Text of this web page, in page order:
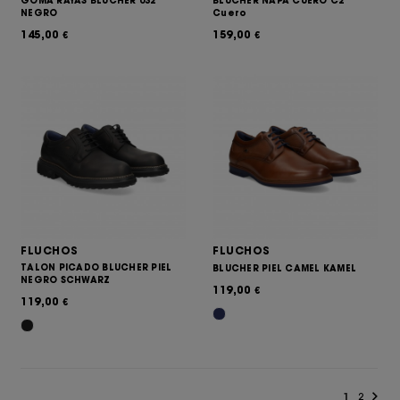
NEGRO
145,00 €
Cuero
159,00 €
FLUCHOS
TALON PICADO BLUCHER PIEL
NEGRO SCHWARZ
119,00 €
FLUCHOS
BLUCHER PIEL CAMEL KAMEL
119,00 €
1 2